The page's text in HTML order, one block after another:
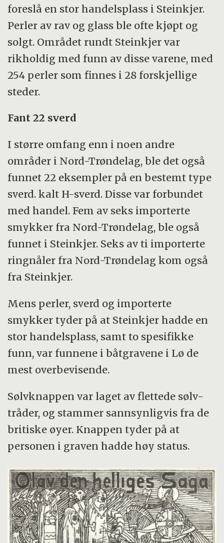
foreslå en stor handelsplass i Steinkjer.
Perler av rav og glass ble ofte kjøpt og
solgt. Området rundt Steinkjer var
rikholdig med funn av disse varene, med
254 perler som finnes i 28 forskjellige
steder.
Fant 22 sverd
I større omfang enn i noen andre
områder i Nord-Trøndelag, ble det også
funnet 22 eksempler på en bestemt type
sverd. kalt H-sverd. Disse var forbundet
med handel. Fem av seks importerte
smykker fra Nord-Trøndelag, ble også
funnet i Steinkjer. Seks av ti importerte
ringnåler fra Nord-Trøndelag kom også
fra Steinkjer.
Mens perler, sverd og importerte
smykker tyder på at Steinkjer hadde en
stor handelsplass, samt to spesifikke
funn, var funnene i båtgravene i Lø de
mest overbevisende.
Sølvknappen var laget av flettede sølv-
tråder, og stammer sannsynligvis fra de
britiske øyer. Knappen tyder på at
personen i graven hadde høy status.